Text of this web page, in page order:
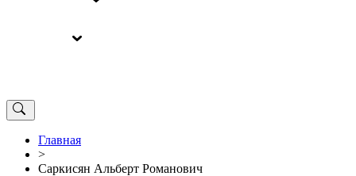
Главная
>
Саркисян Альберт Романович